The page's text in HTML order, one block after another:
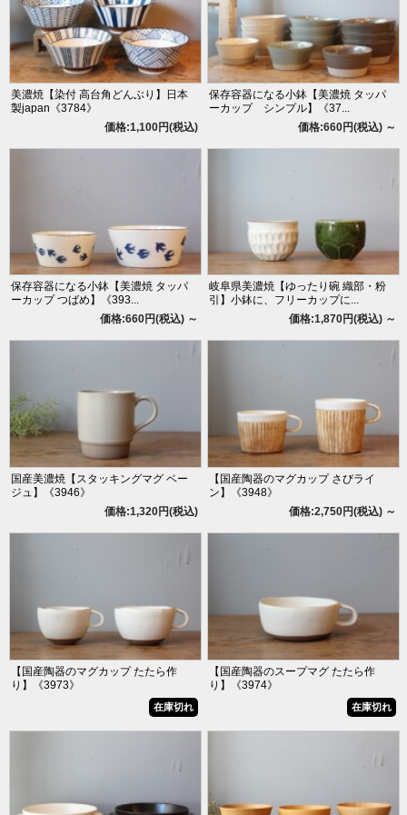
美濃焼【染付 高台角どんぶり】日本
製japan《3784》
価格:1,100円(税込)
保存容器になる小鉢【美濃焼 タッパ
ーカップ シンプル】《37...
価格:660円(税込) ～
保存容器になる小鉢【美濃焼 タッパ
ーカップ つばめ】《393...
価格:660円(税込) ～
岐阜県美濃焼【ゆったり碗 織部・粉
引】小鉢に、フリーカップに...
価格:1,870円(税込) ～
国産美濃焼【スタッキングマグ ベー
ジュ】《3946》
価格:1,320円(税込)
【国産陶器のマグカップ さびライ
ン】《3948》
価格:2,750円(税込) ～
【国産陶器のマグカップ たたら作
り】《3973》
在庫切れ
【国産陶器のスープマグ たたら作
り】《3974》
在庫切れ